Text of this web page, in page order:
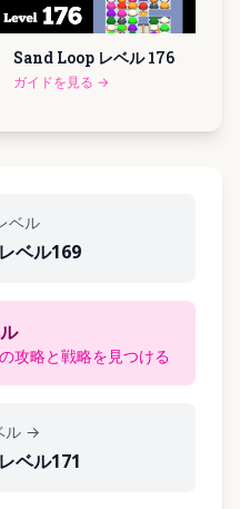
Sand Loop レベル 176
ガイドを見る →
ベル
ベル169
攻略と戦略を見つける
ル→
ベル171